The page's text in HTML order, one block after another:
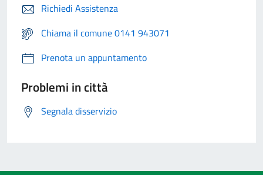
Richiedi Assistenza
Chiama il comune 0141 943071
Prenota un appuntamento
Problemi in città
Segnala disservizio